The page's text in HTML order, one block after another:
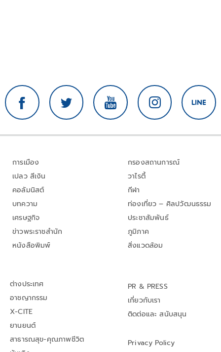
การเมือง
เปลว สีเงิน
คอลัมนิสต์
บทความ
เศรษฐกิจ
ข่าวพระราชสำนัก
หนังสือพิมพ์
กรองสถานการณ์
วาไรตี้
กีฬา
ท่องเที่ยว – ศิลปวัฒนธรรม
ประชาสัมพันธ์
ภูมิภาค
สิ่งแวดล้อม
ต่างประเทศ
อาชญากรรม
X-CITE
ยานยนต์
สาธารณสุข-คุณภาพชีวิต
PR & PRESS
เกี่ยวกับเรา
ติดต่อและ สนับสนุน
Privacy Policy